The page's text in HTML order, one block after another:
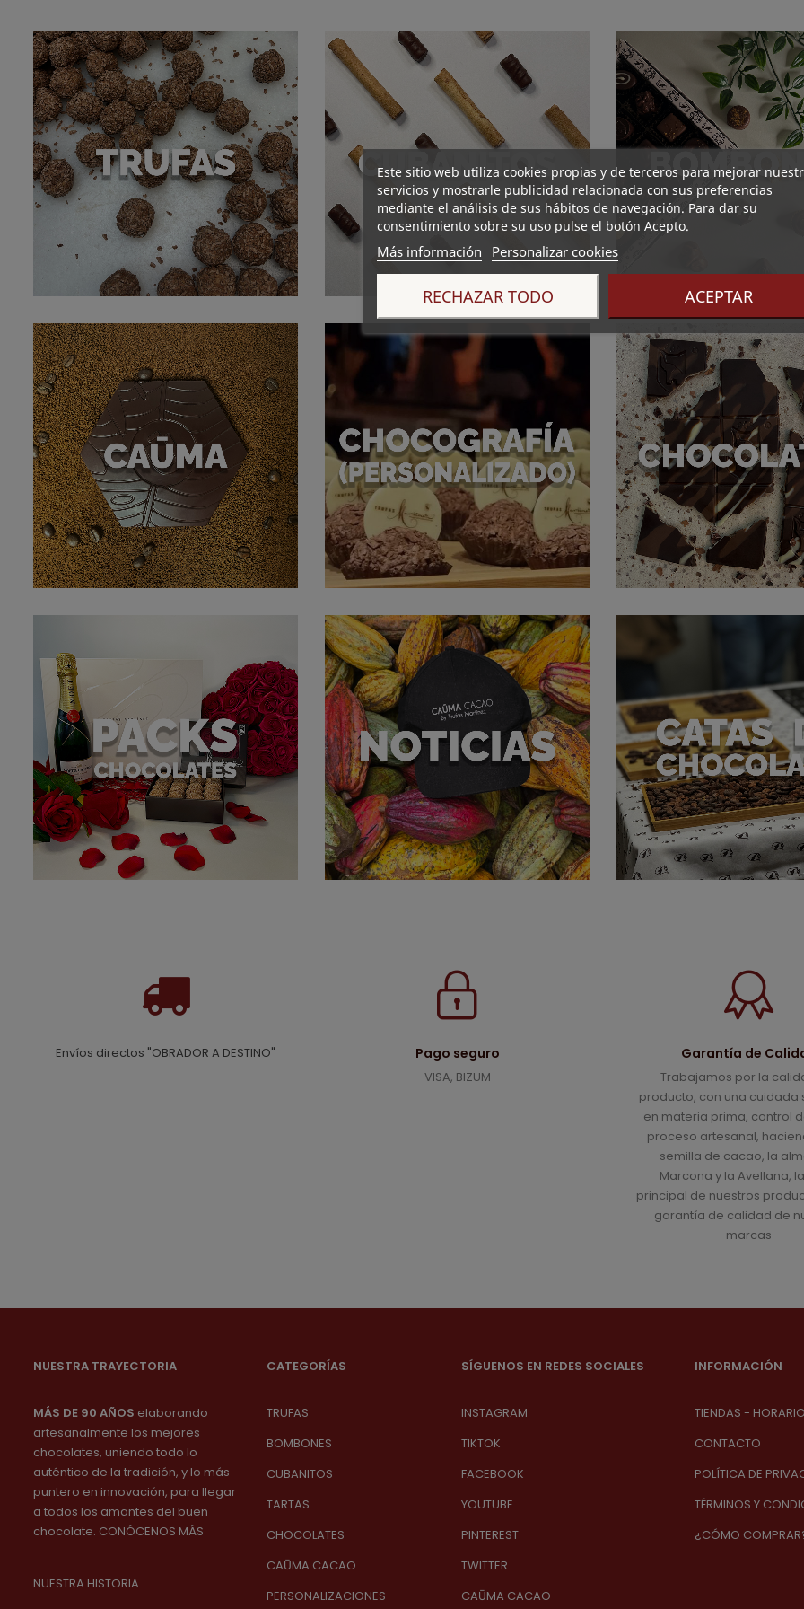
Envíos directos "OBRADOR A DESTINO" Pago seguro
VISA, BIZUM
Garantía de
Trabajamos por la
producto, con una cuidada
en materia prima, control
proceso artesanal,
semilla de cacao, la
Marcona y la Avellana,
principal de nuestros
garantía de calidad de
marcas
NUESTRA TRAYECTORIA
MÁS DE 90 AÑOS elaborando
artesanalmente los mejores
chocolates, uniendo todo lo
auténtico de la tradición, y lo más
puntero en innovación, para llegar
a todos los amantes del buen
chocolate. CONÓCENOS MÁS
NUESTRA HISTORIA
CATEGORÍAS
TRUFAS
BOMBONES
CUBANITOS
TARTAS
CHOCOLATES
CAŪMA CACAO
PERSONALIZACIONES
SÍGUENOS EN REDES SOCIALES
INSTAGRAM
TIKTOK
FACEBOOK
YOUTUBE
PINTEREST
TWITTER
CAŪMA CACAO
INFORMACIÓN
TIENDAS -
CONTACTO
POLÍTICA DE
TÉRMINOS Y
¿CÓMO
Este sitio web utiliza cookies propias y de terceros para mejorar
servicios y mostrarle publicidad relacionada con sus preferencias
mediante el análisis de sus hábitos de navegación. Para dar su
consentimiento sobre su uso pulse el botón Acepto.
Más información Personalizar cookies
RECHAZAR TODO ACEPTAR